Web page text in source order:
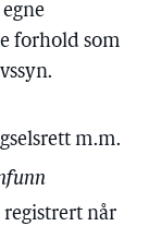
forhold som
m.m.
når